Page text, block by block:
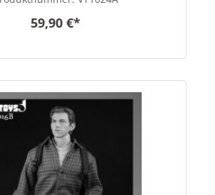
59,90 €*